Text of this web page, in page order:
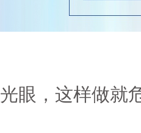
眼，这样做就